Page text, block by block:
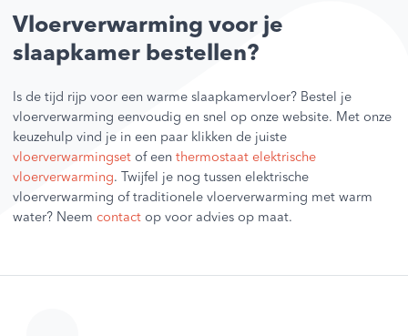
Vloerverwarming voor je
slaapkamer bestellen?
Is de tijd rijp voor een warme slaapkamervloer? Bestel je
vloerverwarming eenvoudig en snel op onze website. Met onze
keuzehulp vind je in een paar klikken de juiste
vloerverwarmingset of eenthermostaat elektrische
vloerverwarming. Twijfel je nog tussen elektrische
vloerverwarming of traditionele vloerverwarming met warm
water? Neemcontact op voor advies op maat.